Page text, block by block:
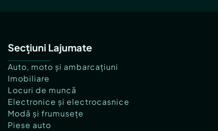
Secțiuni Lajumate
Auto, moto și ambarcațiuni
Imobiliare
Locuri de muncă
Electronice și electrocasnice
Modă și frumusețe
Piese auto